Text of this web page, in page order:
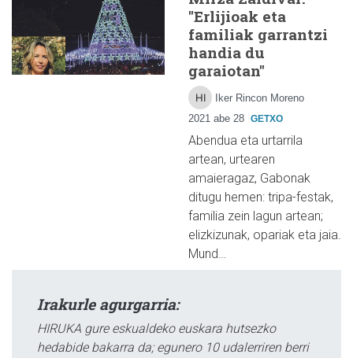
"Erlijioak eta
familiak garrantzi
handia du
garaiotan"
Iker Rincon Moreno
2021 abe 28 GETXO
Abendua eta urtarrila
artean, urtearen
amaieragaz, Gabonak
ditugu hemen: tripa-festak,
familia zein lagun artean;
elizkizunak, opariak eta jaia.
Mund…
Irakurle agurgarria:
HIRUKA gure eskualdeko euskara hutsezko
hedabide bakarra da; egunero 10 udalerriren berri